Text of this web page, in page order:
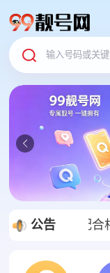
公告
现，我们将配合